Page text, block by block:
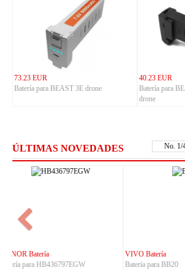
73.23 EUR
Batería para BEAST 3E drone
40.23 EUR
Batería para
drone
ÚLTIMAS NOVEDADES No. 1/
NOKIA Batería
Batería para BL-25AA
ASUS Batería
Batería para